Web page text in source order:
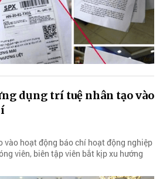
dụng trí tuệ nhân tạo vào
vào hoạt động báo chí hoạt động nghiệp
viên, biên tập viên bắt kịp xu hướng